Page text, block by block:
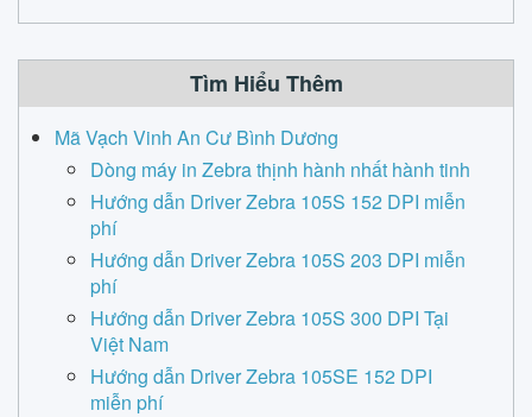
Tìm Hiểu Thêm
Mã Vạch Vinh An Cư Bình Dương
Dòng máy in Zebra thịnh hành nhất hành tinh
Hướng dẫn Driver Zebra 105S 152 DPI miễn
phí
Hướng dẫn Driver Zebra 105S 203 DPI miễn
phí
Hướng dẫn Driver Zebra 105S 300 DPI Tại
Việt Nam
Hướng dẫn Driver Zebra 105SE 152 DPI
miễn phí